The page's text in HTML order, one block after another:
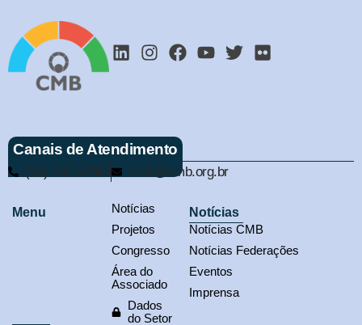
Canais de Atendimento
(61) 3321-9563 cmb@cmb.org.br
Menu
Notícias
Projetos
Congresso
Área do
Associado
Dados
do Setor
Notícias
Notícias CMB
Notícias Federações
Eventos
Imprensa